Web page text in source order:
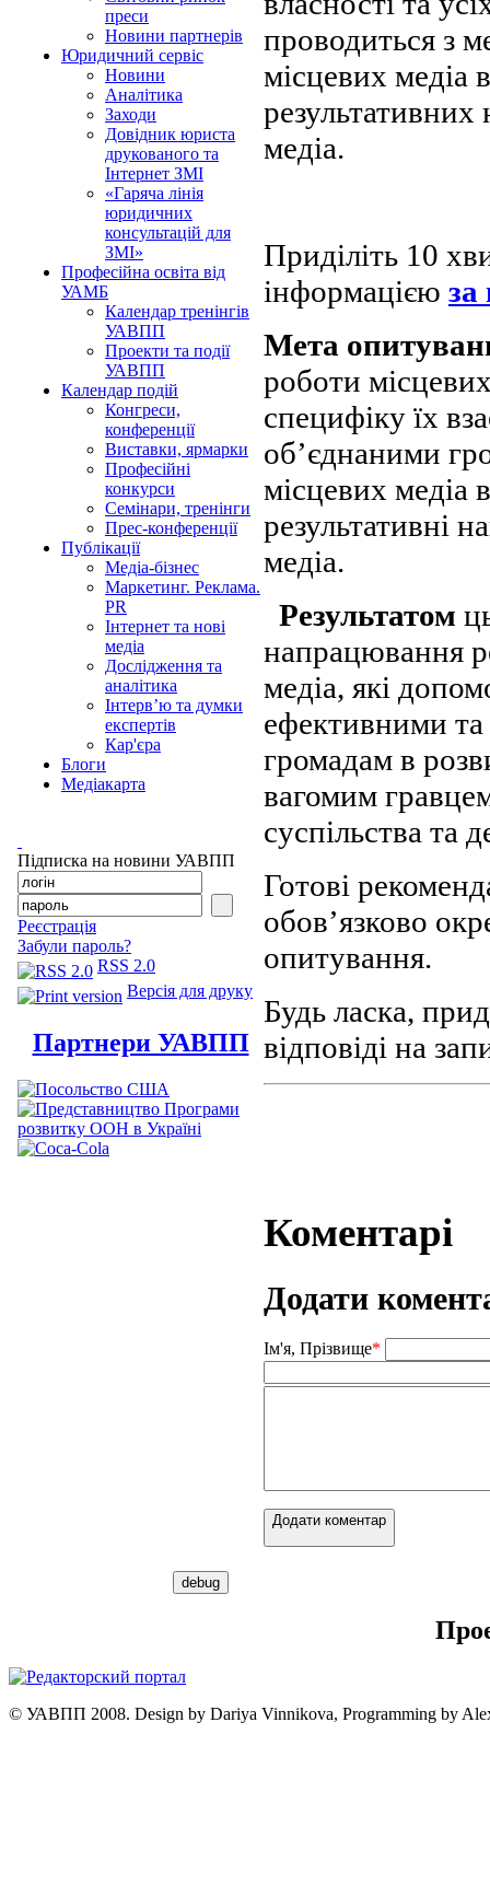
преси
Новини партнерів
Юридичний сервіс
Новини
Аналітика
Заходи
Довідник юриста
друкованого та
Інтернет ЗМІ
«Гаряча лінія
юридичних
консультацій для
ЗМІ»
Професійна освіта від
УАМБ
Календар тренінгів
УАВПП
Проекти та події
УАВПП
Календар подій
Конгреси,
конференції
Виставки, ярмарки
Професійні
конкурси
Семінари, тренінги
Прес-конференції
Публікації
Медіа-бізнес
Маркетинг. Реклама.
PR
Інтернет та нові
медіа
Дослідження та
аналітика
Інтерв’ю та думки
експертів
Кар'єра
Блоги
Медіакарта
Підписка на новини УАВПП
Реєстрація
Забули пароль?
RSS 2.0
Версія для друку
Партнери УАВПП
проводиться з
місцевих медіа
медіа.
Приділіть 10
інформацією за
Мета
роботи
специфіку їх
об’єднаними
місцевих медіа
результативні
медіа.
Результатом
напрацювання
медіа, які
ефективними
громадам в
вагомим
суспільства та
Готові
обов’язково
опитування.
Будь ласка,
відповіді на
Коментарі
Додати
Ім'я, Прізвище*
Додати коментар
© УАВПП 2008. Design by Dariya Vinnikova, Programming by